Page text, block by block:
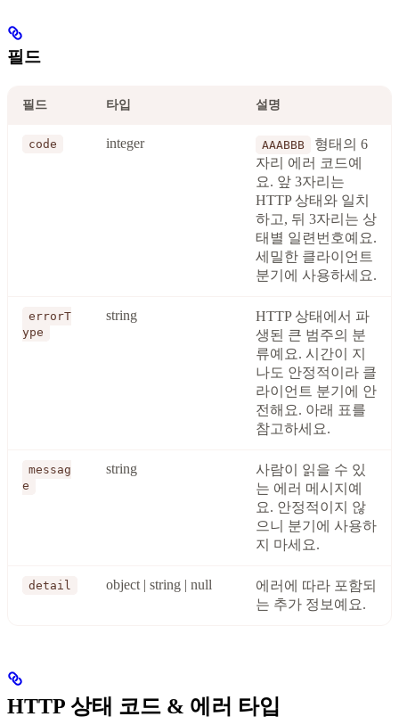
필드
필드 타입 설명
code integer AAABBB
형태의 6
자리 에러 코드예
요. 앞 3자리는
HTTP 상태와 일치
하고, 뒤 3자리는 상
태별 일련번호예요.
세밀한 클라이언트
분기에 사용하세요.
errorT
ype
string
HTTP 상태에서 파
생된 큰 범주의 분
류예요. 시간이 지
나도 안정적이라 클
라이언트 분기에 안
전해요. 아래 표를
참고하세요.
messag
e
string
사람이 읽을 수 있
는 에러 메시지예
요. 안정적이지 않
으니 분기에 사용하
지 마세요.
detail object | string | null
에러에 따라 포함되
는 추가 정보예요.
HTTP 상태 코드 & 에러 타입